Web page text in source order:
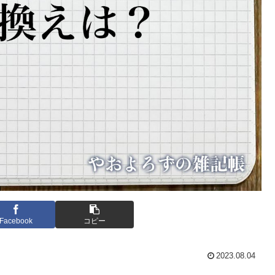
Facebook コピー
2023.08.04